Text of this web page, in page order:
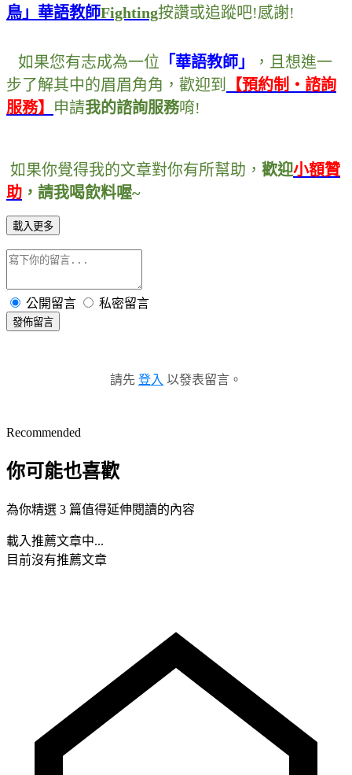
鳥」華語教師Fighting按讚或追蹤吧!感謝!
如果您有志成為一位 「華語教師」 ， 且想進一
步了解其中的眉眉角角 ， 歡迎到
【預約制・諮詢
服務】 申請我的諮詢服務唷!
如果你覺得我的文章對你有所幫助 ， 歡迎小額贊
助 ， 請我喝飲料喔~
載入更多
公開留言 私密留言
發佈留言
請先 登入 以發表留言。
Recommended
你可能也喜歡
為你精選 3 篇值得延伸閱讀的內容
載入推薦文章中...
目前沒有推薦文章